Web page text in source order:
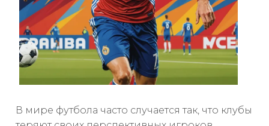
В мире футбола часто случается так, что клубы